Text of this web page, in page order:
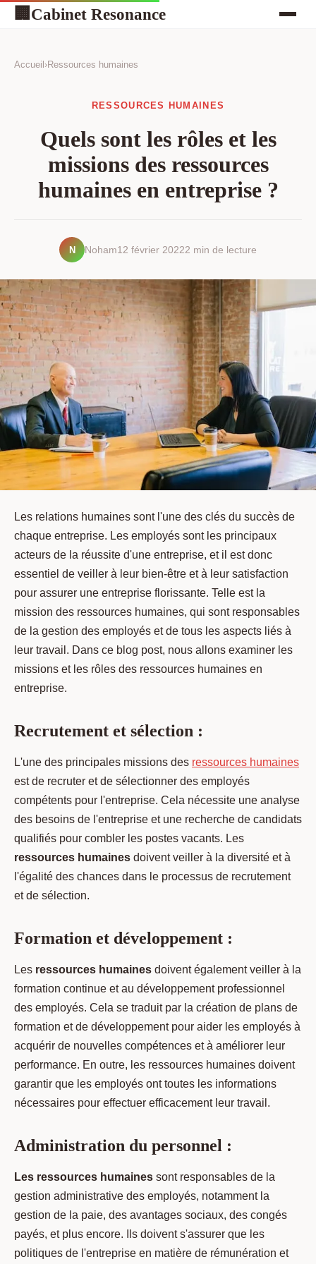
🏢 Cabinet Resonance
Accueil ›Ressources humaines
RESSOURCES HUMAINES
Quels sont les rôles et les
missions des ressources
humaines en entreprise ?
N Noham12 février 20222 min de lecture
Les relations humaines sont l'une des clés du succès de
chaque entreprise. Les employés sont les principaux
acteurs de la réussite d'une entreprise, et il est donc
essentiel de veiller à leur bien-être et à leur satisfaction
pour assurer une entreprise florissante. Telle est la
mission des ressources humaines, qui sont responsables
de la gestion des employés et de tous les aspects liés à
leur travail. Dans ce blog post, nous allons examiner les
missions et les rôles des ressources humaines en
entreprise.
Recrutement et sélection :
L'une des principales missions des ressources humaines
est de recruter et de sélectionner des employés
compétents pour l'entreprise. Cela nécessite une analyse
des besoins de l'entreprise et une recherche de candidats
qualifiés pour combler les postes vacants. Les
ressources humaines doivent veiller à la diversité et à
l'égalité des chances dans le processus de recrutement
et de sélection.
Formation et développement :
Les ressources humaines doivent également veiller à la
formation continue et au développement professionnel
des employés. Cela se traduit par la création de plans de
formation et de développement pour aider les employés à
acquérir de nouvelles compétences et à améliorer leur
performance. En outre, les ressources humaines doivent
garantir que les employés ont toutes les informations
nécessaires pour effectuer efficacement leur travail.
Administration du personnel :
Les ressources humaines sont responsables de la
gestion administrative des employés, notamment la
gestion de la paie, des avantages sociaux, des congés
payés, et plus encore. Ils doivent s'assurer que les
politiques de l'entreprise en matière de rémunération et